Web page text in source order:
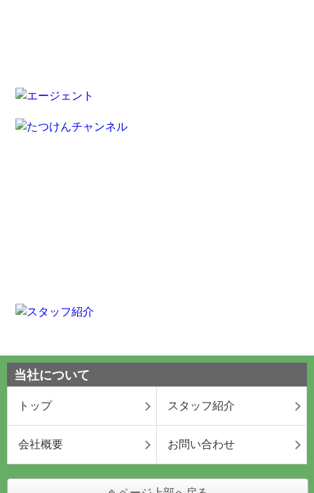
当社について
トップ スタッフ紹介
会社概要 お問い合わせ